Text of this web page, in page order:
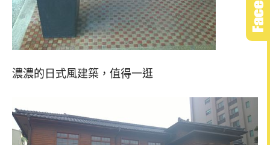
濃濃的日式風建築，值得一逛